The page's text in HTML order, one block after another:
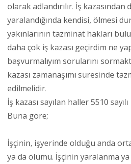
olarak adlandırılır. İş kazasından
yaralandığında kendisi, ölmesi
yakınlarının tazminat hakları
daha çok iş kazası geçirdim ne
başvurmalıyım sorularını
kazası zamanaşımı süresinde
edilmelidir.
İş kazası sayılan haller 5510
Buna göre;
İşçinin, işyerinde olduğu anda
ya da ölümü. İşçinin yaralanma